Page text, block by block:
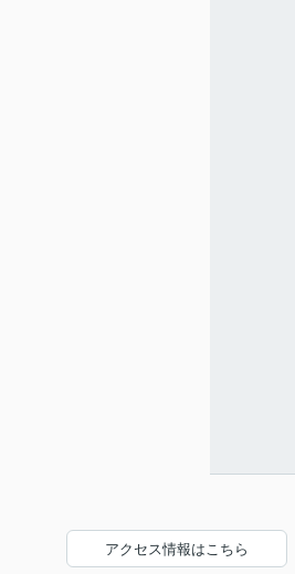
アクセス情報はこちら